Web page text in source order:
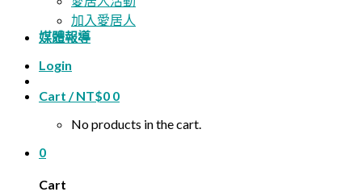
加入愛居人
媒體報導
Login
Cart /NT$0 0
No products in the cart.
0
Cart